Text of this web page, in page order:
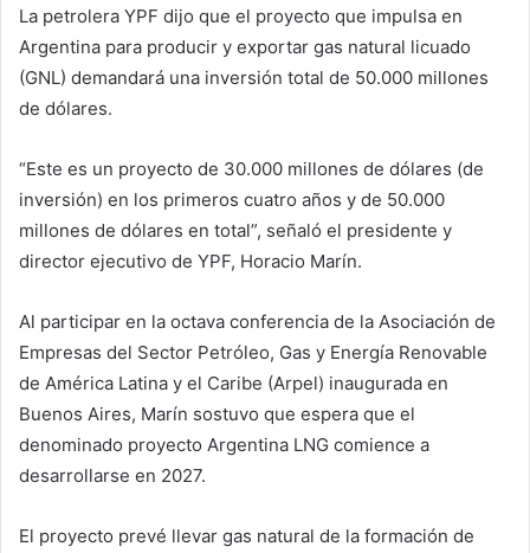
La petrolera YPF dijo que el proyecto que impulsa en
Argentina para producir y exportar gas natural licuado
(GNL) demandará una inversión total de 50.000 millones
de dólares.
“Este es un proyecto de 30.000 millones de dólares (de
inversión) en los primeros cuatro años y de 50.000
millones de dólares en total”, señaló el presidente y
director ejecutivo de YPF, Horacio Marín.
Al participar en la octava conferencia de la Asociación de
Empresas del Sector Petróleo, Gas y Energía Renovable
de América Latina y el Caribe (Arpel) inaugurada en
Buenos Aires, Marín sostuvo que espera que el
denominado proyecto Argentina LNG comience a
desarrollarse en 2027.
El proyecto prevé llevar gas natural de la formación de